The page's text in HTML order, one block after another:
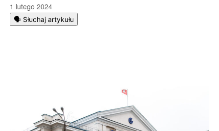
1 lutego 2024
🗣️ Słuchaj artykułu